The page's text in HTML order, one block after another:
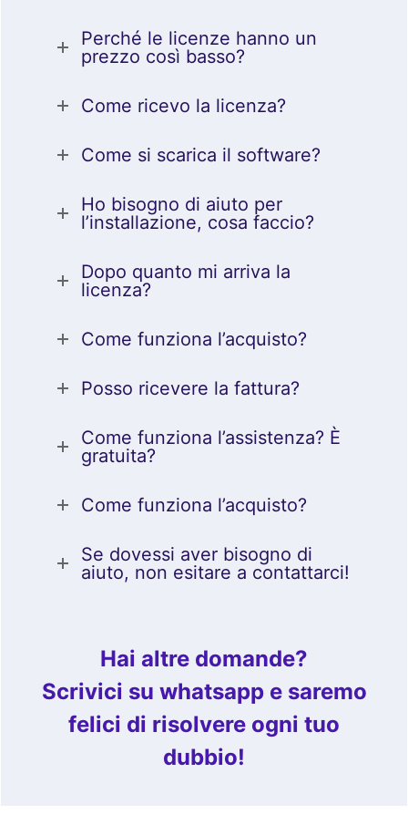
Perché le licenze hanno un
prezzo così basso?
Come ricevo la licenza?
Come si scarica il software?
Ho bisogno di aiuto per
l’installazione, cosa faccio?
Dopo quanto mi arriva la
licenza?
Come funziona l’acquisto?
Posso ricevere la fattura?
Come funziona l’assistenza? È
gratuita?
Come funziona l’acquisto?
Se dovessi aver bisogno di
aiuto, non esitare a contattarci!
Hai altre domande?
Scrivici su whatsapp e saremo
felici di risolvere ogni tuo
dubbio!